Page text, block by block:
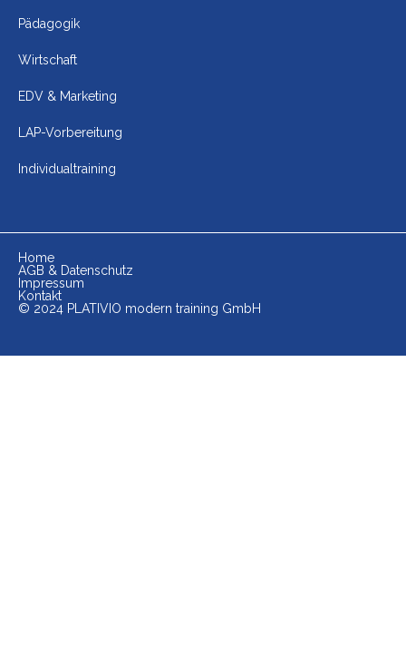
Pädagogik
Wirtschaft
EDV & Marketing
LAP-Vorbereitung
Individualtraining
Home
AGB & Datenschutz
Impressum
Kontakt
© 2024 PLATIVIO modern training GmbH